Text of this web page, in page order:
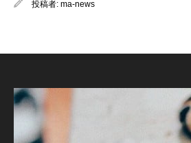
投稿者: ma-news